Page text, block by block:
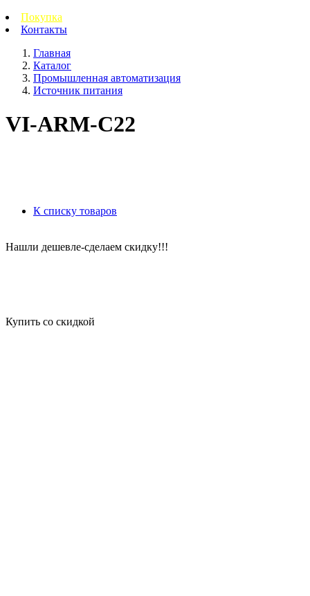
Покупка
Контакты
Главная
Каталог
Промышленная автоматизация
Источник питания
VI-ARM-C22
К списку товаров
Нашли дешевле-сделаем скидку!!!
Купить со скидкой